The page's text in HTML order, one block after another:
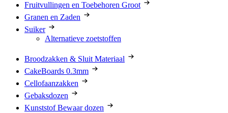
Fruitvullingen en Toebehoren Groot
Granen en Zaden
Suiker
Alternatieve zoetstoffen
Broodzakken & Sluit Materiaal
CakeBoards 0.3mm
Cellofaanzakken
Gebaksdozen
Kunststof Bewaar dozen